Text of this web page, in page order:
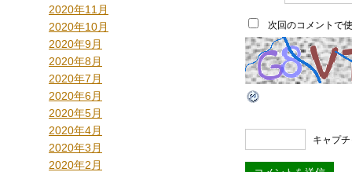
2020年11月
2020年10月
2020年9月
2020年8月
2020年7月
2020年6月
2020年5月
2020年4月
2020年3月
2020年2月
次回のコメントで
キャプ